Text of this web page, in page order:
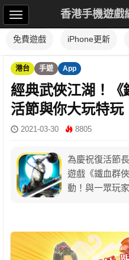
香港手機遊
免費遊戲 iPhone更新
港台 手遊 App
經典武俠江湖！《
活節與你大玩特玩
2021-03-30 8805
為慶祝復活節
遊戲《鐵血群
動！與一眾玩